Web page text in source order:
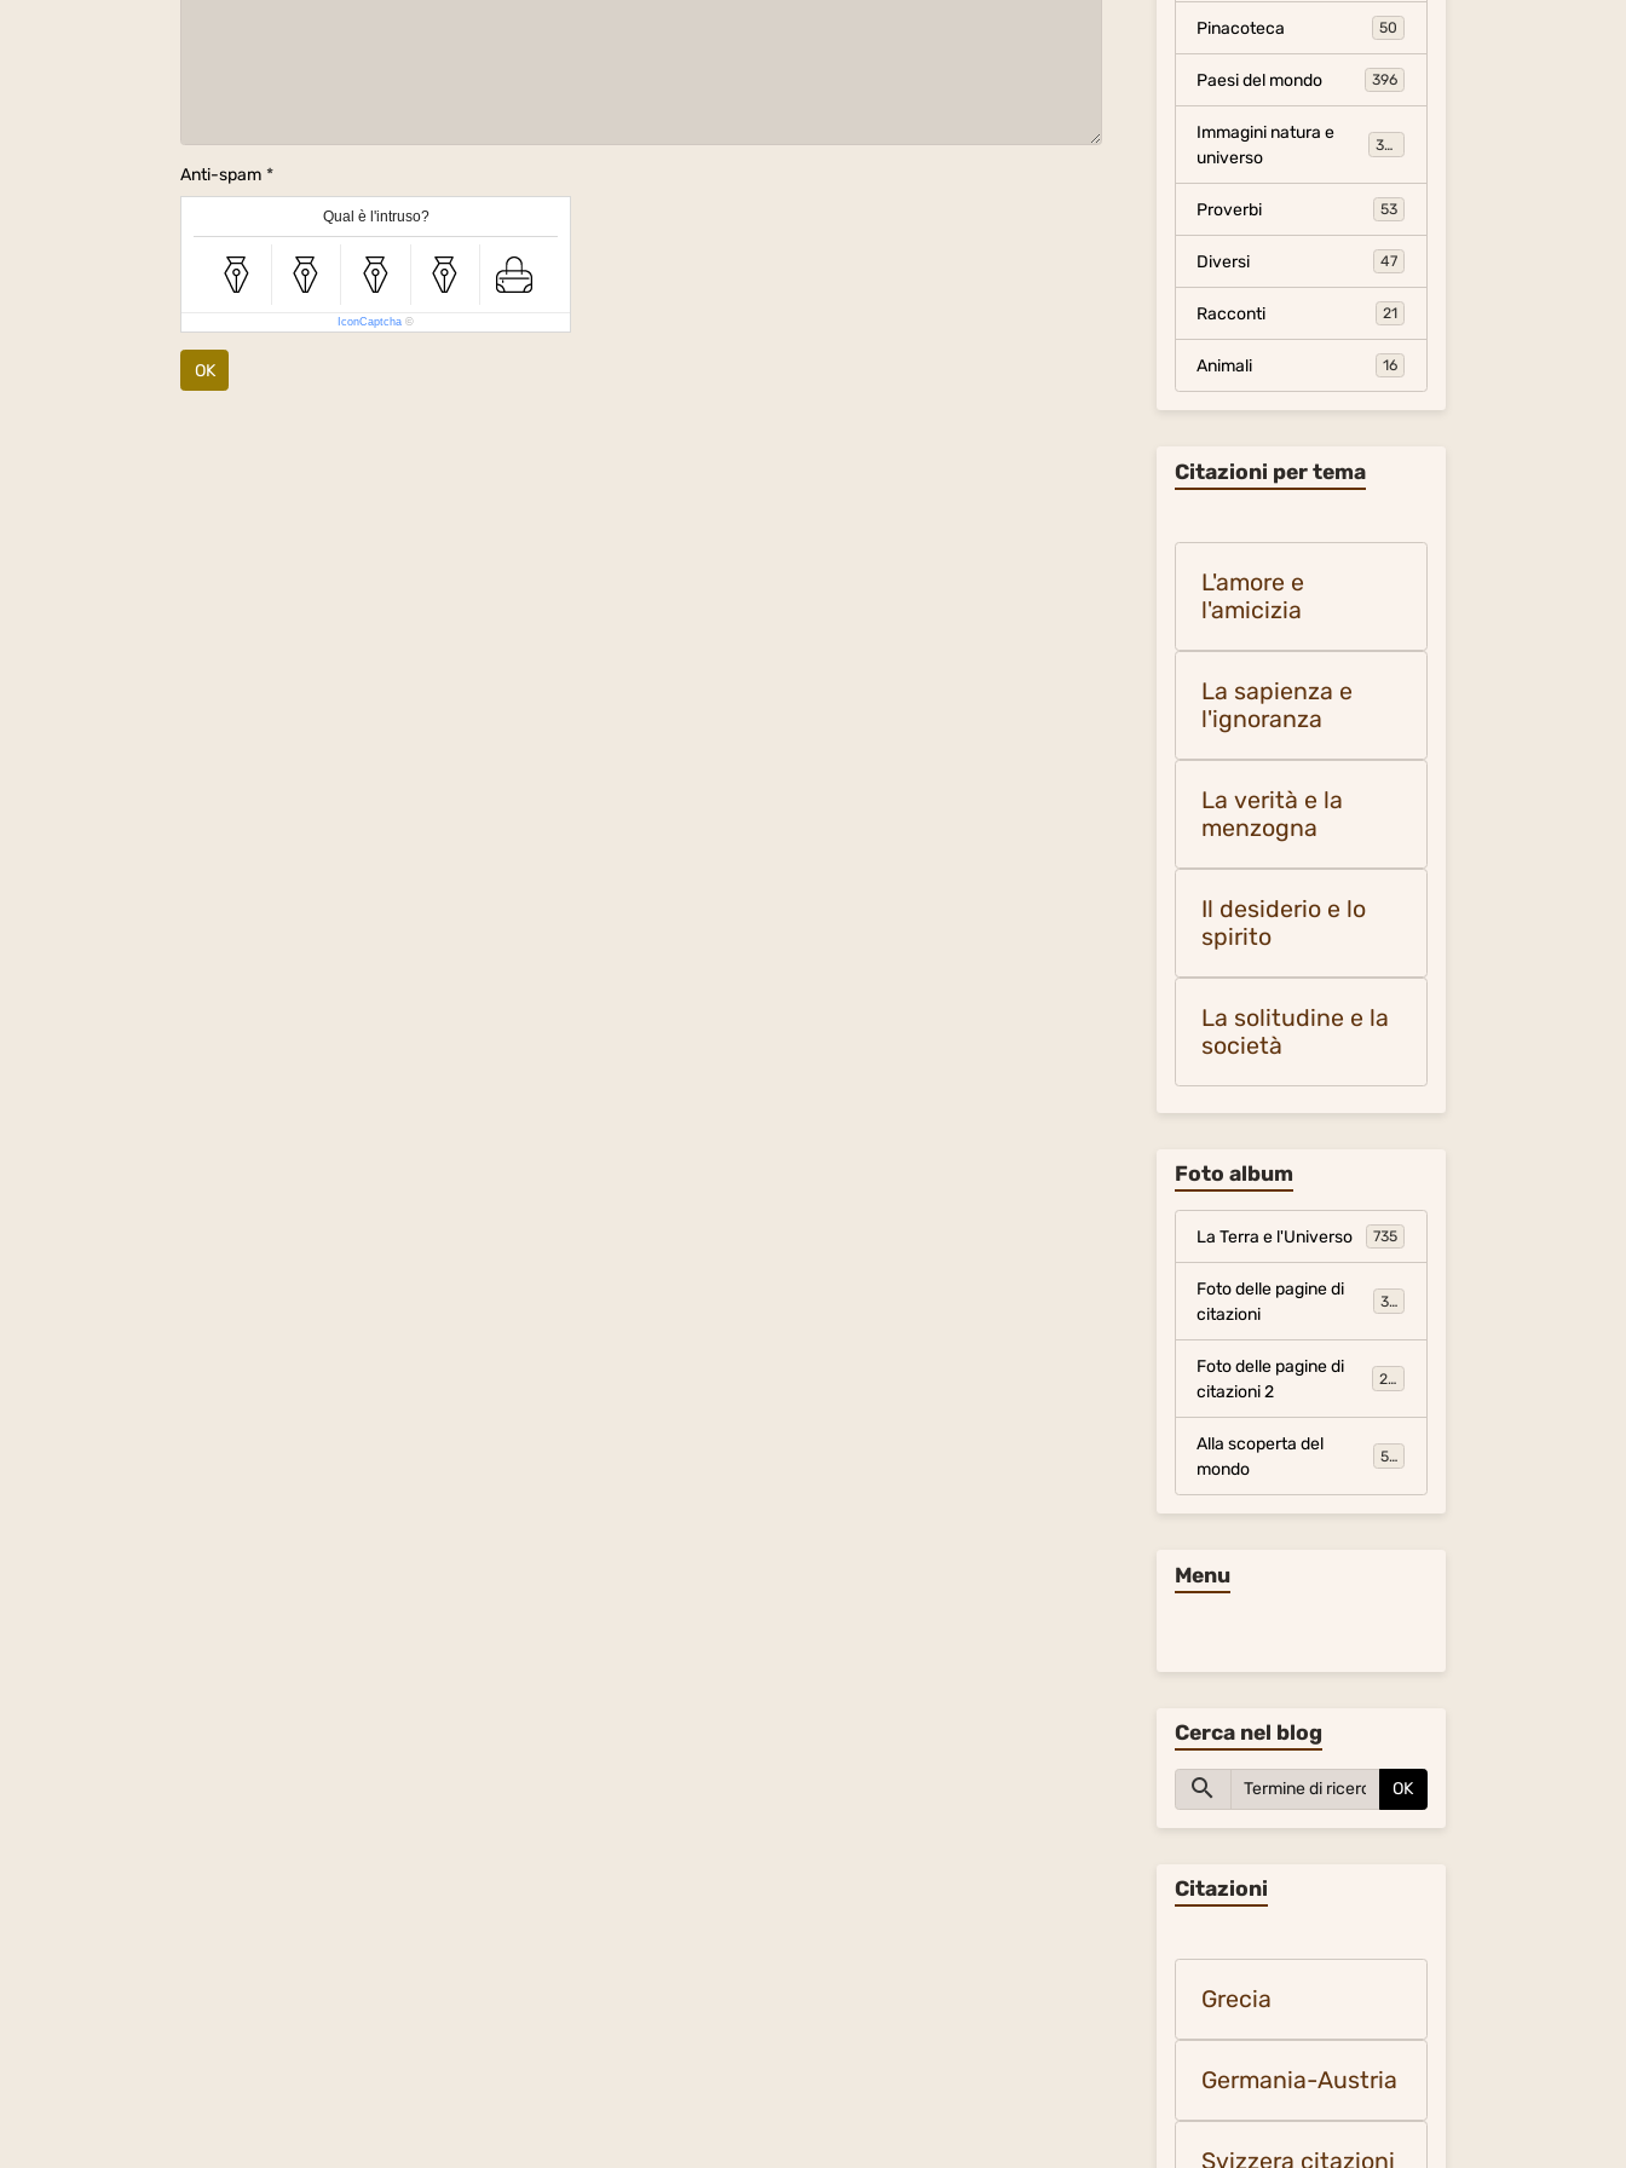
Anti-spam
Qual è l'intruso?
IconCaptcha ©
OK
Pinacoteca 50
Paesi del mondo 396
Immagini natura e
universo
306
Proverbi 53
Diversi 47
Racconti 21
Animali 16
Citazioni per tema
L'amore e
l'amicizia
La sapienza e
l'ignoranza
La verità e la
menzogna
Il desiderio e lo
spirito
La solitudine e la
società
Foto album
La Terra e l'Universo 735
Foto delle pagine di
citazioni
317
Foto delle pagine di
citazioni 2
281
Alla scoperta del
mondo
54
Menu
Cerca nel blog
OK
Citazioni
Grecia
Germania-Austria
Svizzera citazioni